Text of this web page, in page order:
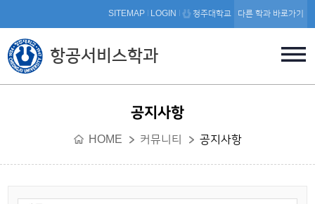
본문 바로가기
항공서비스학과
SITEMAP LOGIN 청주대학교 다른 학과 바로가기
공지사항
HOME 커뮤니티 공지사항